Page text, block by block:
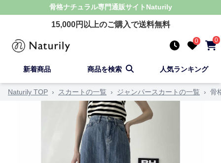
骨格ナチュラル専門通販サイト Naturily
15,000円以上のご購入で送料無料
0 0
新着商品 商品を検索 人気ランキング
Naturily TOP › スカートの一覧 › ジャンパースカートの一覧 › 骨